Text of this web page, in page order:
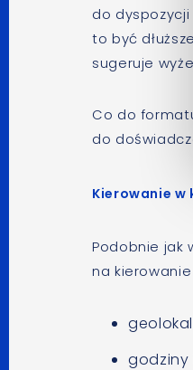
do
to być
sugeruje
Co do
do
Kierowanie w
Podobnie jak
na
godziny